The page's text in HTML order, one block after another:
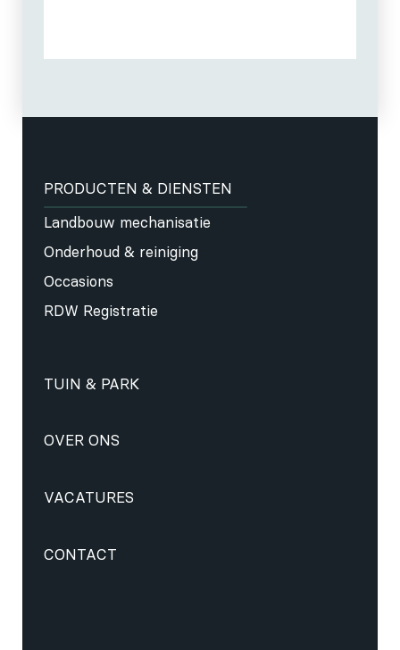
PRODUCTEN & DIENSTEN
Landbouw mechanisatie
Onderhoud & reiniging
Occasions
RDW Registratie
TUIN & PARK
OVER ONS
VACATURES
CONTACT